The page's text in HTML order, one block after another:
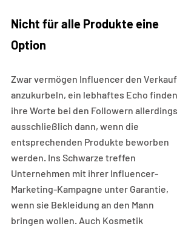
Nicht für alle Produkte eine
Option
Zwar vermögen Influencer den Verkauf
anzukurbeln, ein lebhaftes Echo finden
ihre Worte bei den Followern allerdings
ausschließlich dann, wenn die
entsprechenden Produkte beworben
werden. Ins Schwarze treffen
Unternehmen mit ihrer Influencer-
Marketing-Kampagne unter Garantie,
wenn sie Bekleidung an den Mann
bringen wollen. Auch Kosmetik